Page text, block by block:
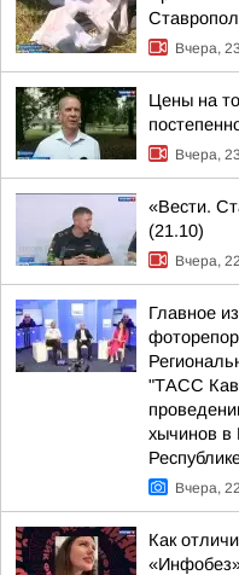
Вчера,
Цены на
Вчера,
«Вести.
(21.10)
Вчера,
Главное
"ТАСС
хычинов в
Вчера,
Как